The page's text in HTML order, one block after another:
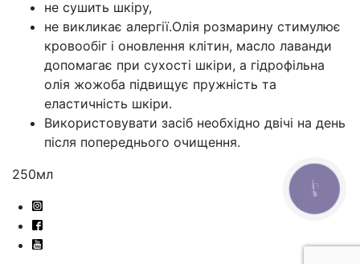
не сушить шкіру,
не викликає алергії.Олія розмарину стимулює
кровообіг і оновлення клітин, масло лаванди
допомагає при сухості шкіри, а гідрофільна
олія жожоба підвищує пружність та
еластичність шкіри.
Використовувати засіб необхідно двічі на день
після попереднього очищення.
250мл
КНОПКА
СВЯЗИ